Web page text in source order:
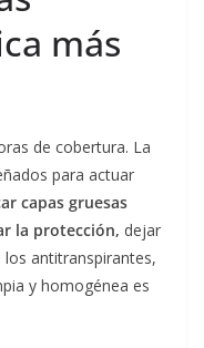
más
de cobertura. La
para actuar
capas gruesas
la protección, dejar
antitranspirantes,
y homogénea es